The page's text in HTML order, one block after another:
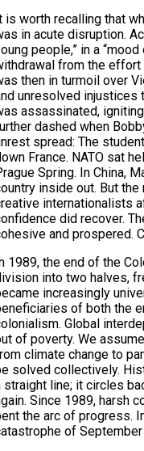
is worth recalling that
in acute disruption.
people,” in a
from the effort
then in turmoil over
unresolved injustices
assassinated,
dashed when
spread: The
France. NATO sat
Spring. In China,
inside out. But
internationalists
did recover.
and prospered.
1989, the end of the
into two halves,
increasingly
of both the
Global
of poverty. We
climate change to
solved collectively.
straight line; it circles
Since 1989, harsh
the arc of progress.
of